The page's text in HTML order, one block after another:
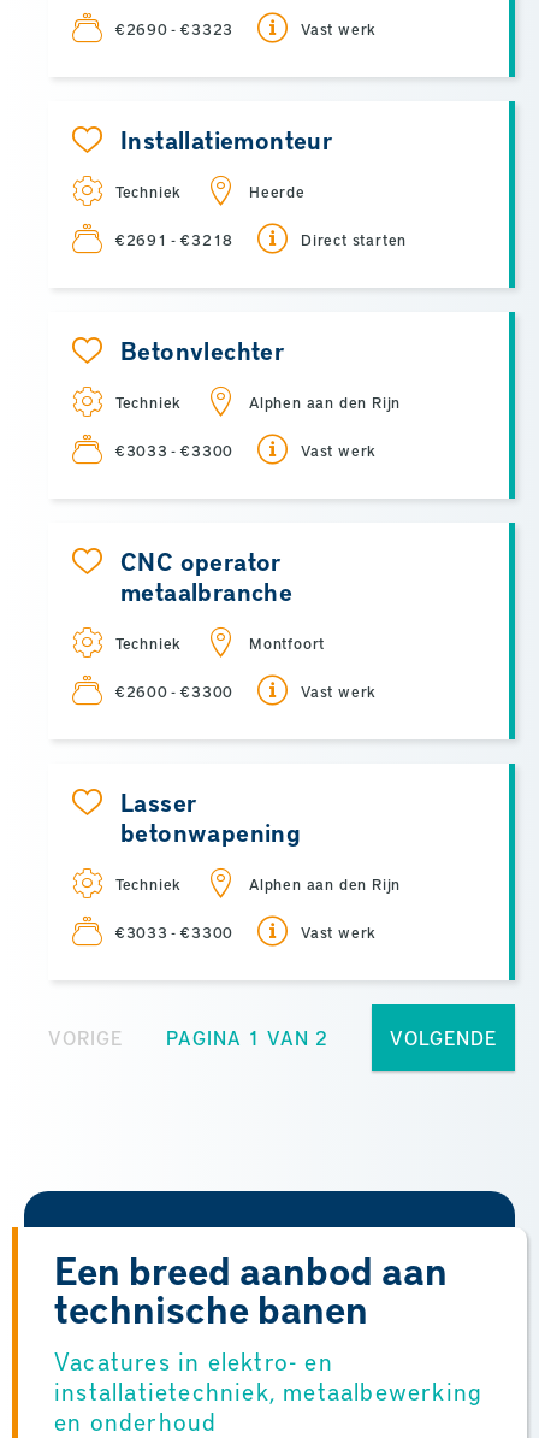
€2690 - €3323 Vast werk
Installatiemonteur
Techniek Heerde
€2691 - €3218 Direct starten
Betonvlechter
Techniek Alphen aan den Rijn
€3033 - €3300 Vast werk
CNC operator
metaalbranche
Techniek Montfoort
€2600 - €3300 Vast werk
Lasser
betonwapening
Techniek Alphen aan den Rijn
€3033 - €3300 Vast werk
VORIGE PAGINA 1 VAN 2 VOLGENDE
Een breed aanbod aan
technische banen
Vacatures in elektro- en
installatietechniek, metaalbewerking
en onderhoud